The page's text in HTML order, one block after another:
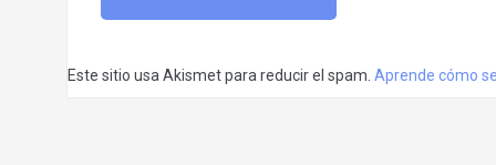
Este sitio usa Akismet para reducir el spam. Aprende cómo